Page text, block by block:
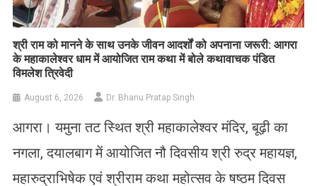
​श्री राम को मानने के साथ उनके जीवन आदर्शों को अपनाना जरूरी: आगरा
के महाकालेश्वर धाम में आयोजित राम कथा में बोले कथावाचक पंडित
विमलेश त्रिवेदी
August 6, 2026 Dr. Bhanu Pratap Singh
आगरा। यमुना तट स्थित श्री महाकालेश्वर मंदिर, बूढ़ी का
नगला, दयालबाग में आयोजित नौ दिवसीय श्री रुद्र महायज्ञ,
महारुद्राभिषेक एवं श्रीराम कथा महोत्सव के षष्ठम दिवस